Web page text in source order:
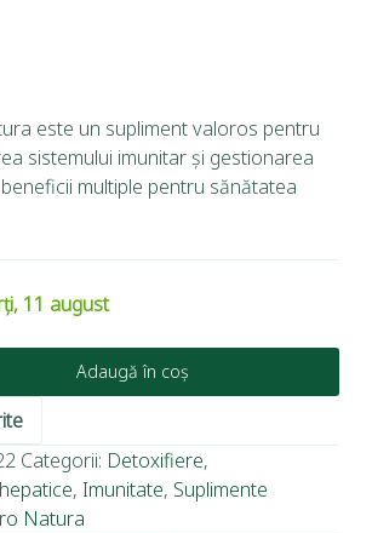
este un supliment valoros pentru
sistemului imunitar și gestionarea
multiple pentru sănătatea
11 august
Adaugă în coș
Categorii: Detoxifiere,
, Imunitate, Suplimente
Natura